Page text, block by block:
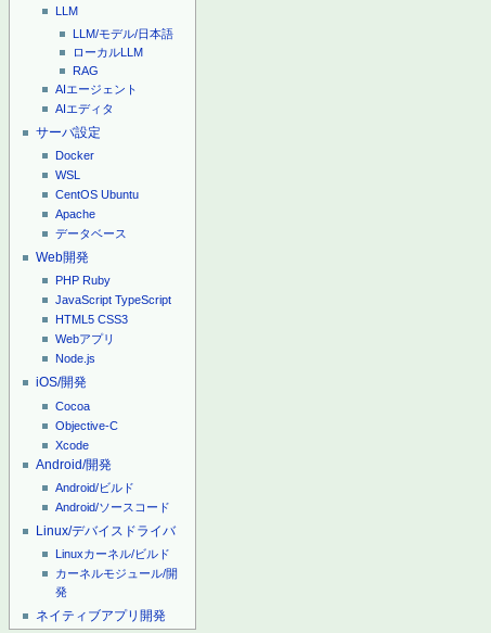
LLM
LLM/モデル/日本語
ローカルLLM
RAG
AIエージェント
AIエディタ
サーバ設定
Docker
WSL
CentOS Ubuntu
Apache
データベース
Web開発
PHP Ruby
JavaScript TypeScript
HTML5 CSS3
Webアプリ
Node.js
iOS/開発
Cocoa
Objective-C
Xcode
Android/開発
Android/ビルド
Android/ソースコード
Linux/デバイスドライバ
Linuxカーネル/ビルド
カーネルモジュール/開
発
ネイティブアプリ開発